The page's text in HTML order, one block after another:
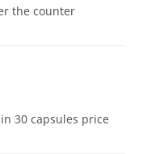
the counter
30 capsules price